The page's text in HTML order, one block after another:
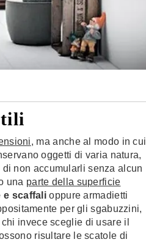
, ma anche al modo in cui
oggetti di varia natura,
non accumularli senza alcun
una parte della superficie
e scaffali oppure armadietti
per gli sgabuzzini,
invece sceglie di usare il
risultare le scatole di